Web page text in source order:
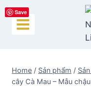
Skip
to
content
Home / Sản phẩm /
cây Cà Mau – Mẫu
Save